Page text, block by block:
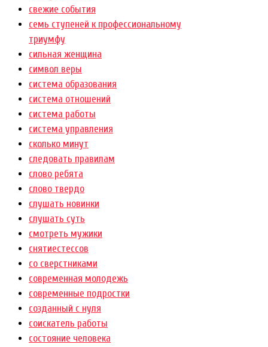
свежие события
семь ступеней к профессиональному
триумфу
сильная женщина
символ веры
система образования
система отношений
система работы
система управления
сколько минут
следовать правилам
слово ребята
слово твердо
слушать новинки
слушать суть
смотреть мужики
снятиестессов
со сверстниками
современная молодежь
современные подростки
созданный с нуля
соискатель работы
состояние человека